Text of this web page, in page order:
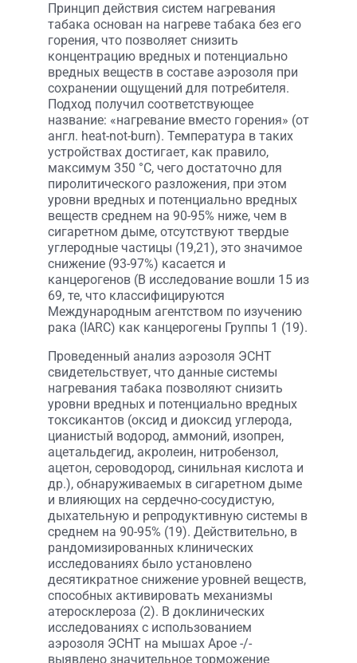
Принцип действия систем нагревания
табака основан на нагреве табака без его
горения, что позволяет снизить
концентрацию вредных и потенциально
вредных веществ в составе аэрозоля при
сохранении ощущений для потребителя.
Подход получил соответствующее
название: «нагревание вместо горения» (от
англ. heat-not-burn). Температура в таких
устройствах достигает, как правило,
максимум 350 °C, чего достаточно для
пиролитического разложения, при этом
уровни вредных и потенциально вредных
веществ среднем на 90-95% ниже, чем в
сигаретном дыме, отсутствуют твердые
углеродные частицы (19,21), это значимое
снижение (93-97%) касается и
канцерогенов (В исследование вошли 15 из
69, те, что классифицируются
Международным агентством по изучению
рака (IARC) как канцерогены Группы 1 (19).
Проведенный анализ аэрозоля ЭСНТ
свидетельствует, что данные системы
нагревания табака позволяют снизить
уровни вредных и потенциально вредных
токсикантов (оксид и диоксид углерода,
цианистый водород, аммоний, изопрен,
ацетальдегид, акролеин, нитробензол,
ацетон, сероводород, синильная кислота и
др.), обнаруживаемых в сигаретном дыме
и влияющих на сердечно-сосудистую,
дыхательную и репродуктивную системы в
среднем на 90-95% (19). Действительно, в
рандомизированных клинических
исследованиях было установлено
десятикратное снижение уровней веществ,
способных активировать механизмы
атеросклероза (2). В доклинических
исследованиях с использованием
аэрозоля ЭСНТ на мышах Apoe -/-
выявлено значительное торможение